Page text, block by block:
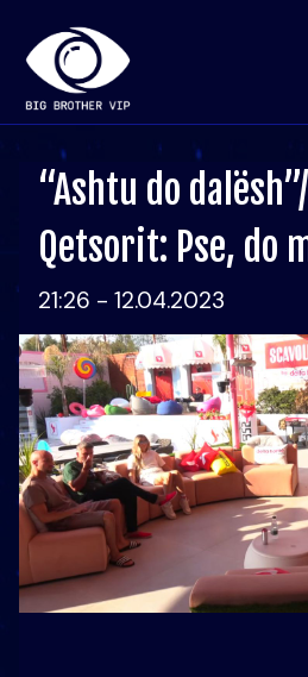
“Ashtu do
Qetsorit: Pse, do
21:26 - 12.04.2023